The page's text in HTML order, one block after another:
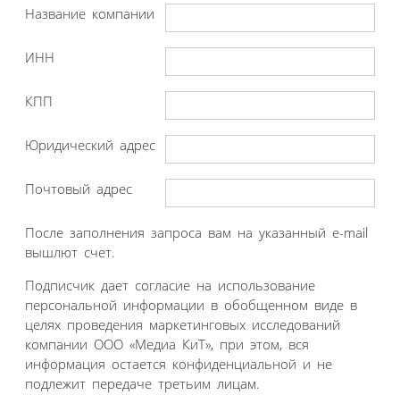
Название компании
ИНН
КПП
Юридический адрес
Почтовый адрес
После заполнения запроса вам на указанный e-mail
вышлют счет.
Подписчик дает согласие на использование
персональной информации в обобщенном виде в
целях проведения маркетинговых исследований
компании ООО «Медиа КиТ», при этом, вся
информация остается конфиденциальной и не
подлежит передаче третьим лицам.